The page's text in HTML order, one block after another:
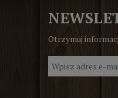
Otrzymuj